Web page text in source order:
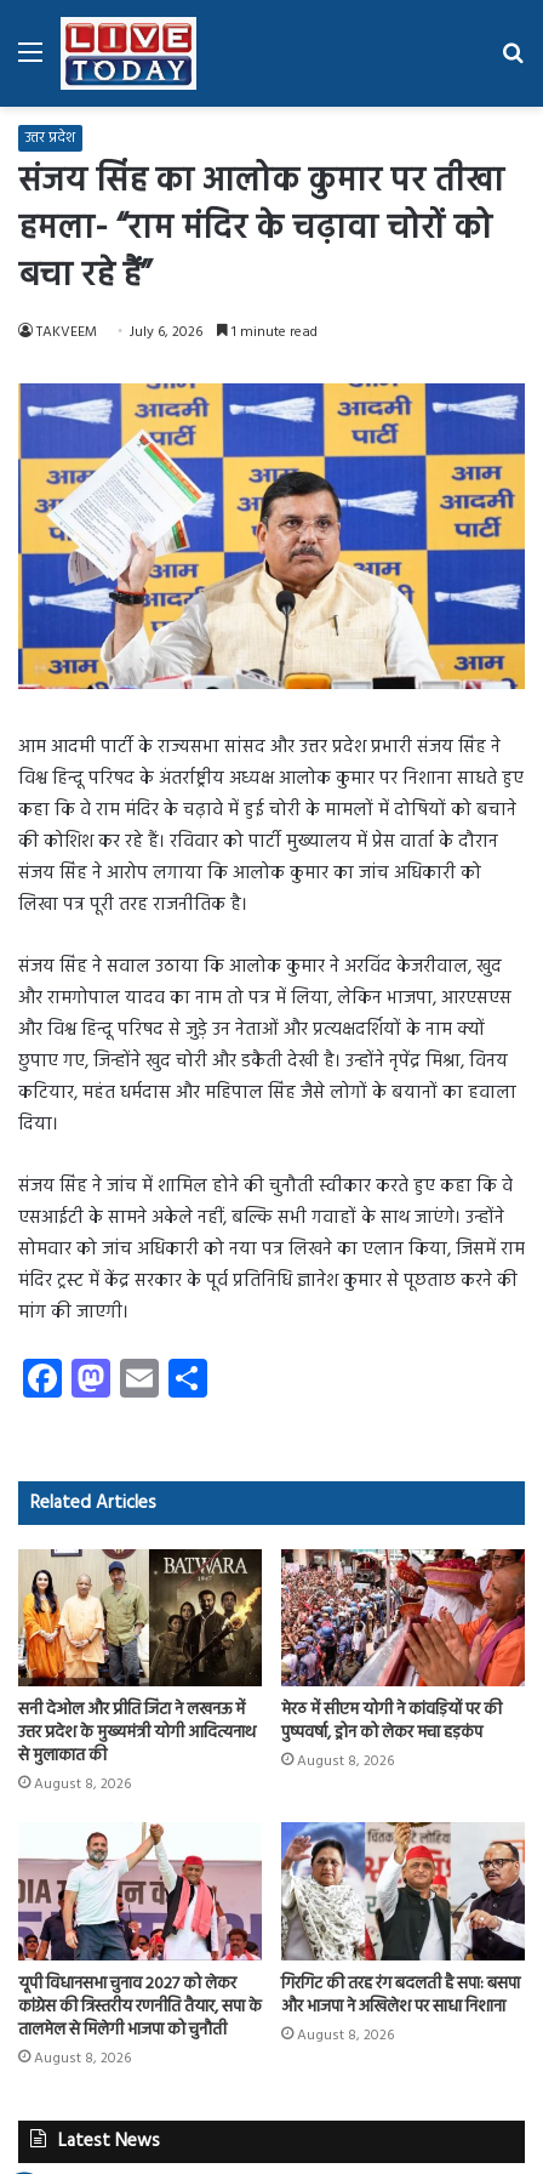
Menu
उत्तर प्रदेश
संजय सिंह का आलोक कुमार पर तीखा
हमला- “राम मंदिर के चढ़ावा चोरों को
बचा रहे हैं”
TAKVEEM July 6, 2026 1 minute read
आम आदमी पार्टी के राज्यसभा सांसद और उत्तर प्रदेश प्रभारी संजय सिंह ने
विश्व हिन्दू परिषद के अंतर्राष्ट्रीय अध्यक्ष आलोक कुमार पर निशाना साधते हुए
कहा कि वे राम मंदिर के चढ़ावे में हुई चोरी के मामलों में दोषियों को बचाने
की कोशिश कर रहे हैं। रविवार को पार्टी मुख्यालय में प्रेस वार्ता के दौरान
संजय सिंह ने आरोप लगाया कि आलोक कुमार का जांच अधिकारी को
लिखा पत्र पूरी तरह राजनीतिक है।
संजय सिंह ने सवाल उठाया कि आलोक कुमार ने अरविंद केजरीवाल, खुद
और रामगोपाल यादव का नाम तो पत्र में लिया, लेकिन भाजपा, आरएसएस
और विश्व हिन्दू परिषद से जुड़े उन नेताओं और प्रत्यक्षदर्शियों के नाम क्यों
छुपाए गए, जिन्होंने खुद चोरी और डकैती देखी है। उन्होंने नृपेंद्र मिश्रा, विनय
कटियार, महंत धर्मदास और महिपाल सिंह जैसे लोगों के बयानों का हवाला
दिया।
संजय सिंह ने जांच में शामिल होने की चुनौती स्वीकार करते हुए कहा कि वे
एसआईटी के सामने अकेले नहीं, बल्कि सभी गवाहों के साथ जाएंगे। उन्होंने
सोमवार को जांच अधिकारी को नया पत्र लिखने का एलान किया, जिसमें राम
मंदिर ट्रस्ट में केंद्र सरकार के पूर्व प्रतिनिधि ज्ञानेश कुमार से पूछताछ करने की
मांग की जाएगी।
Fa
ce
o
ok
M
as
d
o
n
E
m
Related Articles
सनी देओल और प्रीति जिंटा ने लखनऊ में
उत्तर प्रदेश के मुख्यमंत्री योगी आदित्यनाथ
से मुलाकात की
August 8, 2026
मेरठ में सीएम योगी ने कांवड़ियों पर की
पुष्पवर्षा, ड्रोन को लेकर मचा हड़कंप
August 8, 2026
यूपी विधानसभा चुनाव 2027 को लेकर
कांग्रेस की त्रिस्तरीय रणनीति तैयार, सपा के
तालमेल से मिलेगी भाजपा को चुनौती
August 8, 2026
गिरगिट की तरह रंग बदलती है सपा: बसपा
और भाजपा ने अखिलेश पर साधा निशाना
August 8, 2026
Latest News